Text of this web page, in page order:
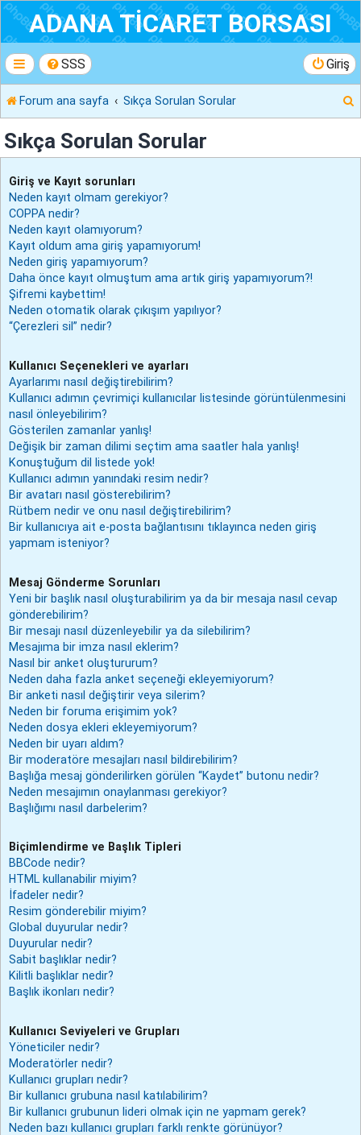
ADANA TİCARET BORSASI
SSS Giriş
Forum ana sayfa Sıkça Sorulan Sorular
Sıkça Sorulan Sorular
Giriş ve Kayıt sorunları
Neden kayıt olmam gerekiyor?
COPPA nedir?
Neden kayıt olamıyorum?
Kayıt oldum ama giriş yapamıyorum!
Neden giriş yapamıyorum?
Daha önce kayıt olmuştum ama artık giriş yapamıyorum?!
Şifremi kaybettim!
Neden otomatik olarak çıkışım yapılıyor?
“Çerezleri sil” nedir?
Kullanıcı Seçenekleri ve ayarları
Ayarlarımı nasıl değiştirebilirim?
Kullanıcı adımın çevrimiçi kullanıcılar listesinde görüntülenmesini
nasıl önleyebilirim?
Gösterilen zamanlar yanlış!
Değişik bir zaman dilimi seçtim ama saatler hala yanlış!
Konuştuğum dil listede yok!
Kullanıcı adımın yanındaki resim nedir?
Bir avatarı nasıl gösterebilirim?
Rütbem nedir ve onu nasıl değiştirebilirim?
Bir kullanıcıya ait e-posta bağlantısını tıklayınca neden giriş
yapmam isteniyor?
Mesaj Gönderme Sorunları
Yeni bir başlık nasıl oluşturabilirim ya da bir mesaja nasıl cevap
gönderebilirim?
Bir mesajı nasıl düzenleyebilir ya da silebilirim?
Mesajıma bir imza nasıl eklerim?
Nasıl bir anket oluştururum?
Neden daha fazla anket seçeneği ekleyemiyorum?
Bir anketi nasıl değiştirir veya silerim?
Neden bir foruma erişimim yok?
Neden dosya ekleri ekleyemiyorum?
Neden bir uyarı aldım?
Bir moderatöre mesajları nasıl bildirebilirim?
Başlığa mesaj gönderilirken görülen “Kaydet” butonu nedir?
Neden mesajımın onaylanması gerekiyor?
Başlığımı nasıl darbelerim?
Biçimlendirme ve Başlık Tipleri
BBCode nedir?
HTML kullanabilir miyim?
İfadeler nedir?
Resim gönderebilir miyim?
Global duyurular nedir?
Duyurular nedir?
Sabit başlıklar nedir?
Kilitli başlıklar nedir?
Başlık ikonları nedir?
Kullanıcı Seviyeleri ve Grupları
Yöneticiler nedir?
Moderatörler nedir?
Kullanıcı grupları nedir?
Bir kullanıcı grubuna nasıl katılabilirim?
Bir kullanıcı grubunun lideri olmak için ne yapmam gerek?
Neden bazı kullanıcı grupları farklı renkte görünüyor?